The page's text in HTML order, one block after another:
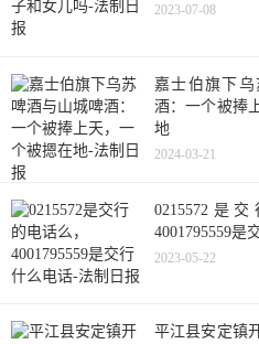
2023-07-08
嘉士伯旗下
酒：一个被捧
地
2024-03-21
0215572是
4001795559是
2023-05-22
平江县安定镇